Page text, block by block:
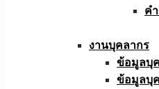
ค
งานบุคลากร
ข้อมูลบุ
ข้อมูลบุ